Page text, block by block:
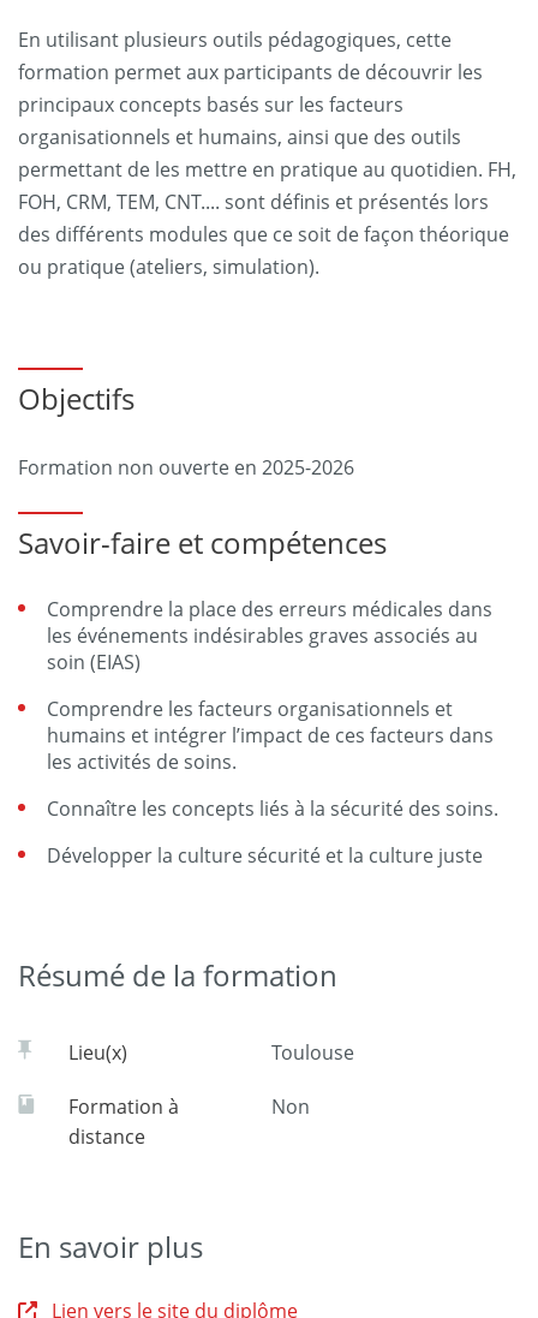
En utilisant plusieurs outils pédagogiques, cette
formation permet aux participants de découvrir les
principaux concepts basés sur les facteurs
organisationnels et humains, ainsi que des outils
permettant de les mettre en pratique au quotidien. FH,
FOH, CRM, TEM, CNT.... sont définis et présentés lors
des différents modules que ce soit de façon théorique
ou pratique (ateliers, simulation).
Objectifs
Formation non ouverte en 2025-2026
Savoir-faire et compétences
Comprendre la place des erreurs médicales dans
les événements indésirables graves associés au
soin (EIAS)
Comprendre les facteurs organisationnels et
humains et intégrer l’impact de ces facteurs dans
les activités de soins.
Connaître les concepts liés à la sécurité des soins.
Développer la culture sécurité et la culture juste
Résumé de la formation
Lieu(x) Toulouse
Formation à
distance
Non
En savoir plus
Lien vers le site du diplôme